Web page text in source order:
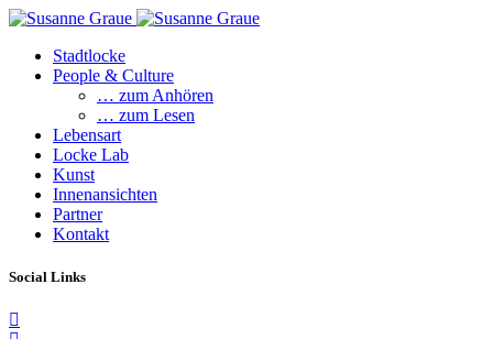
Stadtlocke
People & Culture
… zum Anhören
… zum Lesen
Lebensart
Locke Lab
Kunst
Innenansichten
Partner
Kontakt
Social Links